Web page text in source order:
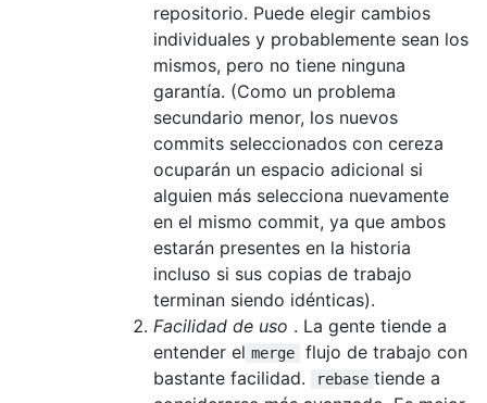
repositorio. Puede elegir cambios
individuales y probablemente sean los
mismos, pero no tiene ninguna
garantía. (Como un problema
secundario menor, los nuevos
commits seleccionados con cereza
ocuparán un espacio adicional si
alguien más selecciona nuevamente
en el mismo commit, ya que ambos
estarán presentes en la historia
incluso si sus copias de trabajo
terminan siendo idénticas).
Facilidad de uso . La gente tiende a
entender el merge
flujo de trabajo con
bastante facilidad.
rebase tiende a